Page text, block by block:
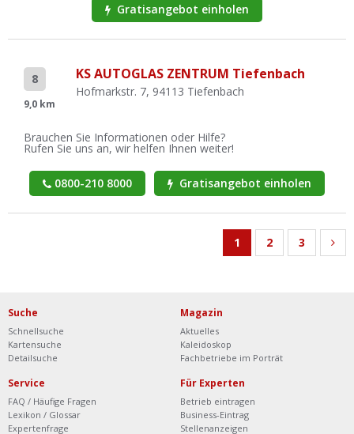
Gratisangebot einholen
8
9,0 km
KS AUTOGLAS ZENTRUM Tiefenbach
Hofmarkstr. 7, 94113 Tiefenbach
Brauchen Sie Informationen oder Hilfe?
Rufen Sie uns an, wir helfen Ihnen weiter!
0800-210 8000 Gratisangebot einholen
1 2 3
Suche
Schnellsuche
Kartensuche
Detailsuche
Magazin
Aktuelles
Kaleidoskop
Fachbetriebe im Porträt
Service
FAQ / Häufige Fragen
Lexikon / Glossar
Expertenfrage
Für Experten
Betrieb eintragen
Business-Eintrag
Stellenanzeigen